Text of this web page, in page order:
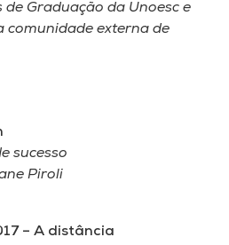
Graduação da Unoesc e
comunidade externa de
sucesso
Piroli
– A distância